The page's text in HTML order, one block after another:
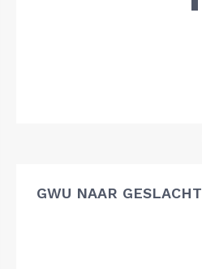
GWU NAAR GESLACHT